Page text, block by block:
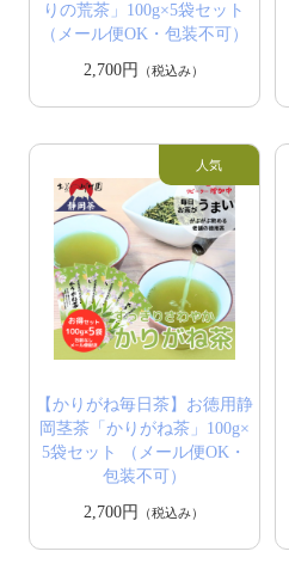
りの荒茶」100g×5袋セット
（メール便OK・包装不可）
2,700円
（税込み）
【かりがね毎日茶】お徳用静
岡茎茶「かりがね茶」100g×
5袋セット （メール便OK・
包装不可）
2,700円
（税込み）